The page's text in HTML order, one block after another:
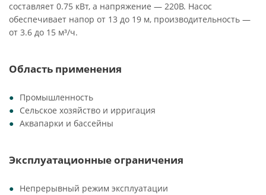
составляет 0.75 кВт, а напряжение — 220В. Насос
обеспечивает напор от 13 до 19 м, производительность —
от 3.6 до 15 м³/ч.
Область применения
Промышленность
Сельское хозяйство и ирригация
Аквапарки и бассейны
Эксплуатационные ограничения
Непрерывный режим эксплуатации